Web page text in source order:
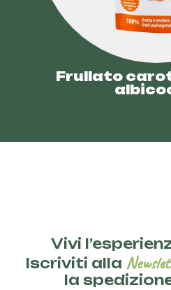
Frullato
Vivi
Iscriviti alla
la